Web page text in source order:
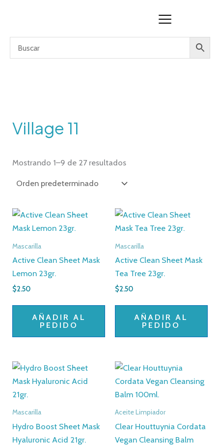
Village 11
Mostrando 1–9 de 27 resultados
Mascarilla
Active Clean Sheet Mask
Lemon 23gr.
$2.50
AÑADIR AL
PEDIDO
Mascarilla
Active Clean Sheet Mask
Tea Tree 23gr.
$2.50
AÑADIR AL
PEDIDO
Mascarilla
Hydro Boost Sheet Mask
Hyaluronic Acid 21gr.
Aceite Limpiador
Clear Houttuynia Cordata
Vegan Cleansing Balm